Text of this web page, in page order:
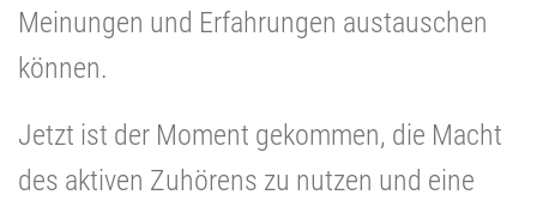
Meinungen und Erfahrungen austauschen
können.
Jetzt ist der Moment gekommen, die Macht
des aktiven Zuhörens zu nutzen und eine